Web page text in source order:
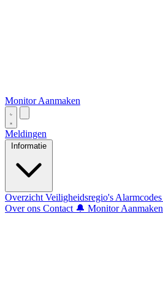
Monitor Aanmaken
Meldingen
Informatie
Overzicht Veiligheidsregio's Alarmcodes
Over ons Contact 🔔 Monitor Aanmaken